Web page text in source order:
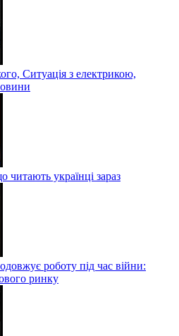
Ситуація з електрикою,
читають українці зараз
роботу під час війни:
ринку